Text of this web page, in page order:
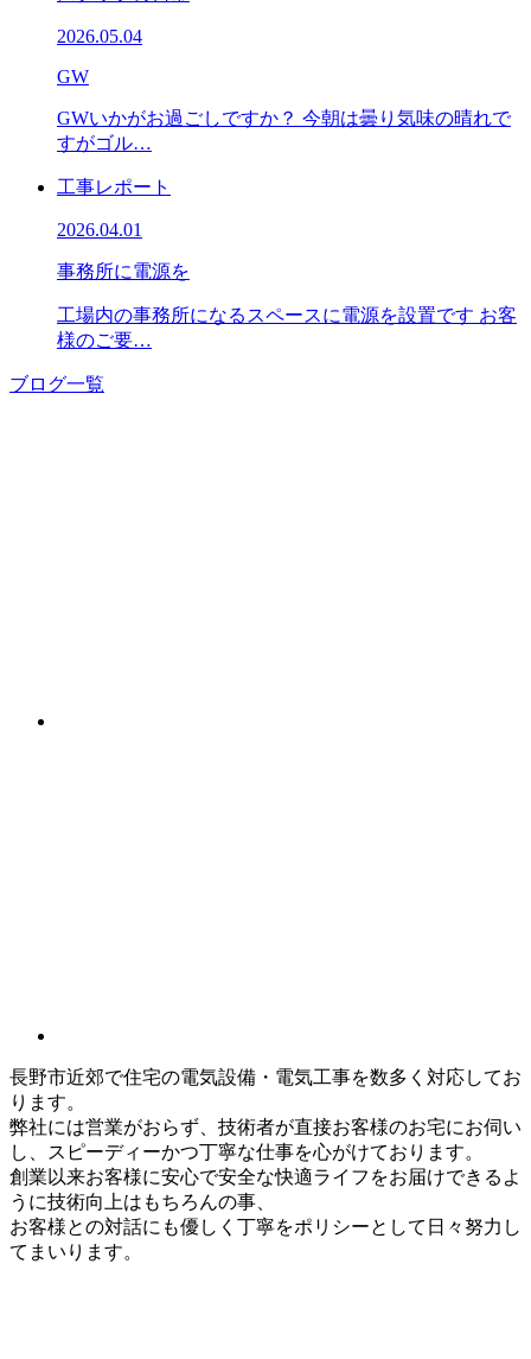
2026.05.04
GW
GWいかがお過ごしですか？ 今朝は曇り気味の晴れで
すがゴル…
工事レポート
2026.04.01
事務所に電源を
工場内の事務所になるスペースに電源を設置です お客
様のご要…
ブログ一覧
長野市近郊で住宅の電気設備・電気工事を数多く対応してお
ります。
弊社には営業がおらず、技術者が直接お客様のお宅にお伺い
し、スピーディーかつ丁寧な仕事を心がけております。
創業以来お客様に安心で安全な快適ライフをお届けできるよ
うに技術向上はもちろんの事、
お客様との対話にも優しく丁寧をポリシーとして日々努力し
てまいります。